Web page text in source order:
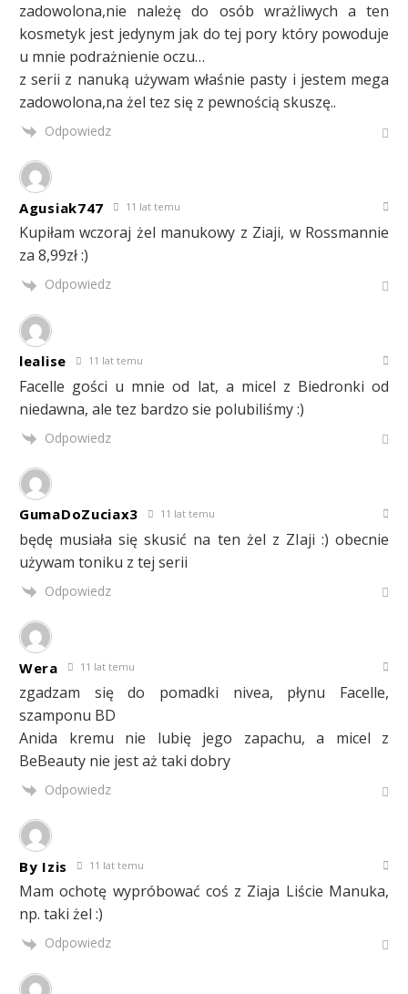
zadowolona,nie należę do osób wrażliwych a ten
kosmetyk jest jedynym jak do tej pory który powoduje
u mnie podrażnienie oczu…
z serii z nanuką używam właśnie pasty i jestem mega
zadowolona,na żel tez się z pewnością skuszę..
Odpowiedz
Agusiak747 11 lat temu
Kupiłam wczoraj żel manukowy z Ziaji, w Rossmannie
za 8,99zł :)
Odpowiedz
lealise 11 lat temu
Facelle gości u mnie od lat, a micel z Biedronki od
niedawna, ale tez bardzo sie polubiliśmy :)
Odpowiedz
GumaDoZuciax3 11 lat temu
będę musiała się skusić na ten żel z ZIaji :) obecnie
używam toniku z tej serii
Odpowiedz
Wera 11 lat temu
zgadzam się do pomadki nivea, płynu Facelle,
szamponu BD
Anida kremu nie lubię jego zapachu, a micel z
BeBeauty nie jest aż taki dobry
Odpowiedz
By Izis 11 lat temu
Mam ochotę wypróbować coś z Ziaja Liście Manuka,
np. taki żel :)
Odpowiedz